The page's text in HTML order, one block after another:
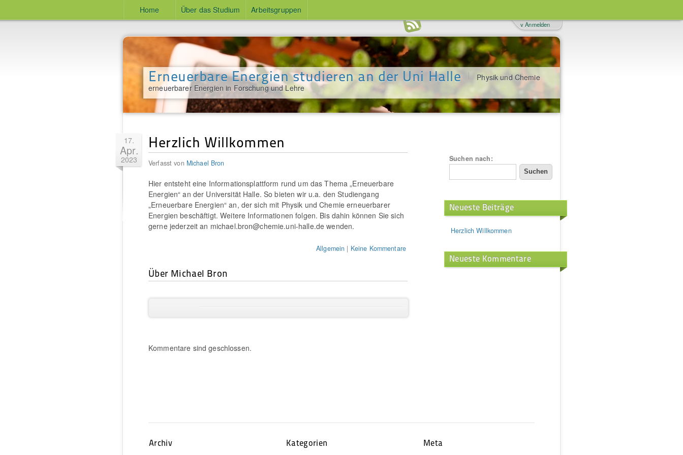
Home Über das Studium Arbeitsgruppen
Erneuerbare Energien studieren an der Uni Halle
Physik und Chemie
erneuerbarer Energien in Forschung und Lehre
v Anmelden
17.
Apr.
2023
Herzlich Willkommen
Verfasst von Michael Bron
Hier entsteht eine Informationsplattform rund um das Thema „Erneuerbare
Energien“ an der Universität Halle. So bieten wir u.a. den Studiengang
„Erneuerbare Energien“ an, der sich mit Physik und Chemie erneuerbarer
Energien beschäftigt. Weitere Informationen folgen. Bis dahin können Sie sich
gerne jederzeit an michael.bron@chemie.uni-halle.de wenden.
Allgemein | Keine Kommentare
Über Michael Bron
Kommentare sind geschlossen.
Suchen nach:
Neueste Beiträge
Herzlich Willkommen
Neueste Kommentare
Archiv Kategorien Meta